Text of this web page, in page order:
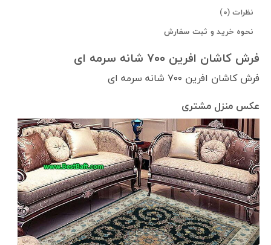
نظرات (0)
نحوه خرید و ثبت سفارش
فرش کاشان افرین ۷۰۰ شانه سرمه ای
فرش کاشان افرین ۷۰۰ شانه سرمه ای
عکس منزل مشتری